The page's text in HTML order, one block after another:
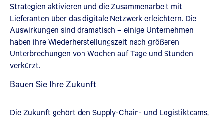
Strategien aktivieren und die Zusammenarbeit mit
Lieferanten über das digitale Netzwerk erleichtern. Die
Auswirkungen sind dramatisch – einige Unternehmen
haben ihre Wiederherstellungszeit nach größeren
Unterbrechungen von Wochen auf Tage und Stunden
verkürzt.
Bauen Sie Ihre Zukunft
Die Zukunft gehört den Supply-Chain- und Logistikteams,